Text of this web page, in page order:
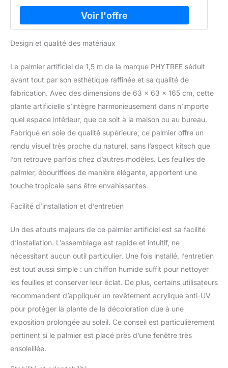
Design et qualité des matériaux
Le palmier artificiel de 1,5 m de la marque PHYTREE séduit
avant tout par son esthétique raffinée et sa qualité de
fabrication. Avec des dimensions de 63 x 63 x 165 cm, cette
plante artificielle s’intègre harmonieusement dans n’importe
quel espace intérieur, que ce soit à la maison ou au bureau.
Fabriqué en soie de qualité supérieure, ce palmier offre un
rendu visuel très proche du naturel, sans l’aspect kitsch que
l’on retrouve parfois chez d’autres modèles. Les feuilles de
palmier, ébouriffées de manière élégante, apportent une
touche tropicale sans être envahissantes.
Facilité d’installation et d’entretien
Un des atouts majeurs de ce palmier artificiel est sa facilité
d’installation. L’assemblage est rapide et intuitif, ne
nécessitant aucun outil particulier. Une fois installé, l’entretien
est tout aussi simple : un chiffon humide suffit pour nettoyer
les feuilles et conserver leur éclat. De plus, certains utilisateurs
recommandent d’appliquer un revêtement acrylique anti-UV
pour protéger la plante de la décoloration due à une
exposition prolongée au soleil. Ce conseil est particulièrement
pertinent si le palmier est placé près d’une fenêtre très
ensoleillée.